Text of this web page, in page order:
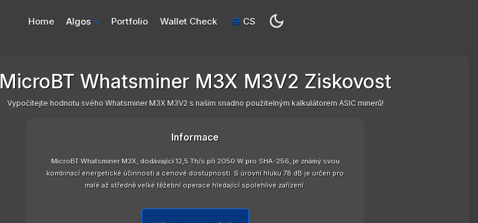
Home Algos Portfolio Wallet Check CS
MicroBT Whatsminer M3X M3V2 Ziskovost
Vypočítejte hodnotu svého Whatsminer M3X M3V2 s naším snadno použitelným kalkulátorem ASIC minerů!
Informace
MicroBT Whatsminer M3X, dodávající 12,5 Th/s při 2050 W pro SHA-256, je známý svou
kombinací energetické účinnosti a cenové dostupnosti. S úrovní hluku 78 dB je určen pro
malé až středně velké těžební operace hledající spolehlivé zařízení.